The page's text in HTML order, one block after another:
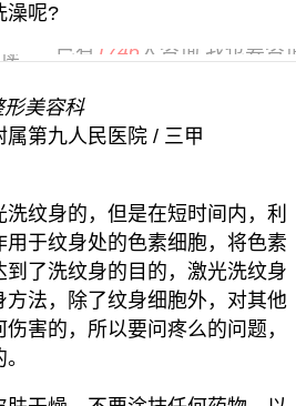
澡呢?
已有 1746 人咨询,我也要咨
美容科
第九人民医院 / 三甲
纹身的，但是在短时间内，利
于纹身处的色素细胞，将色素
了洗纹身的目的，激光洗纹身
方法，除了纹身细胞外，对其他
害的，所以要问疼么的问题，